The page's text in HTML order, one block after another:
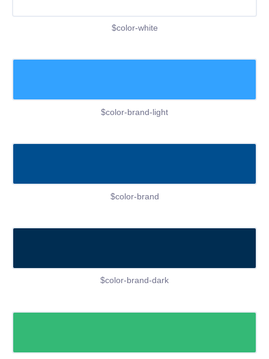
$color-white
$color-brand-light
$color-brand
$color-brand-dark